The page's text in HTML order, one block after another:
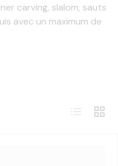
carving, slalom, sauts
avec un maximum de
Lijst